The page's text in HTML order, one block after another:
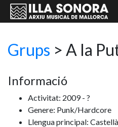
Grups > A la
Informació
Activitat: 2009 - ?
Genere: Punk/Hardcore
Llengua principal: Castellà